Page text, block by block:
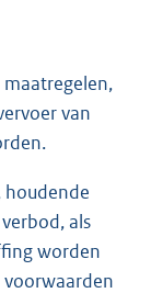
van
houdende
als
worden